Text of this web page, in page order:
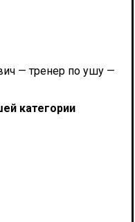
— тренер по ушу —
категории